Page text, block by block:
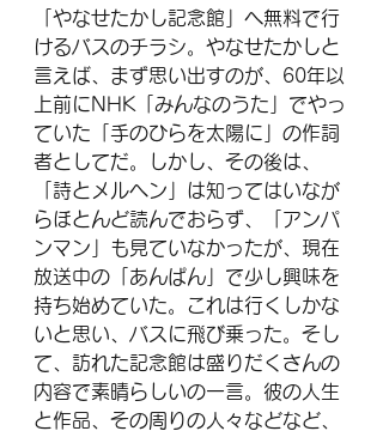
「やなせたかし記念館」へ無料で行
けるバスのチラシ。やなせたかしと
言えば、まず思い出すのが、60年以
上前にNHK「みんなのうた」でやっ
ていた「手のひらを太陽に」の作詞
者としてだ。しかし、その後は、
「詩とメルヘン」は知ってはいなが
らほとんど読んでおらず、「アンパ
ンマン」も見ていなかったが、現在
放送中の「あんぱん」で少し興味を
持ち始めていた。これは行くしかな
いと思い、バスに飛び乗った。そし
て、訪れた記念館は盛りだくさんの
内容で素晴らしいの一言。彼の人生
と作品、その周りの人々などなど、